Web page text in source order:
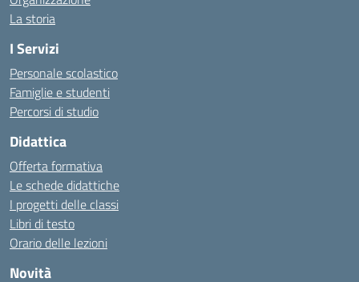
La storia
I Servizi
Personale scolastico
Famiglie e studenti
Percorsi di studio
Didattica
Offerta formativa
Le schede didattiche
I progetti delle classi
Libri di testo
Orario delle lezioni
Novità